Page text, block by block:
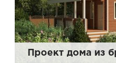
Проект дома из